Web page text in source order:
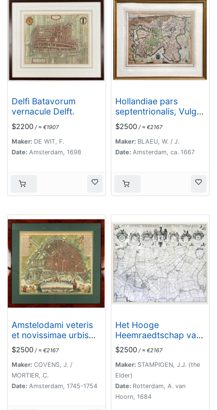
Delfi Batavorum
vernacule Delft.
$2200 / ≈ €1907
Maker: DE WIT, F.
Date: Amsterdam, 1698
Hollandiae pars
septentrionalis, Vulgo
Westvriesland..
$2500 / ≈ €2167
Maker: BLAEU, W. / J.
Date: Amsterdam, ca. 1667
Amstelodami veteris
et novissimae urbis
accuratissima deline
$2500 / ≈ €2167
Maker: COVENS, J. /
MORTIER, C.
Date: Amsterdam, 1745-1754
Het Hooge
Heemraedtschap van
Schielandt.
$2500 / ≈ €2167
Maker: STAMPIOEN, J.J. (the
Elder)
Date: Rotterdam, A. van
Hoorn, 1684